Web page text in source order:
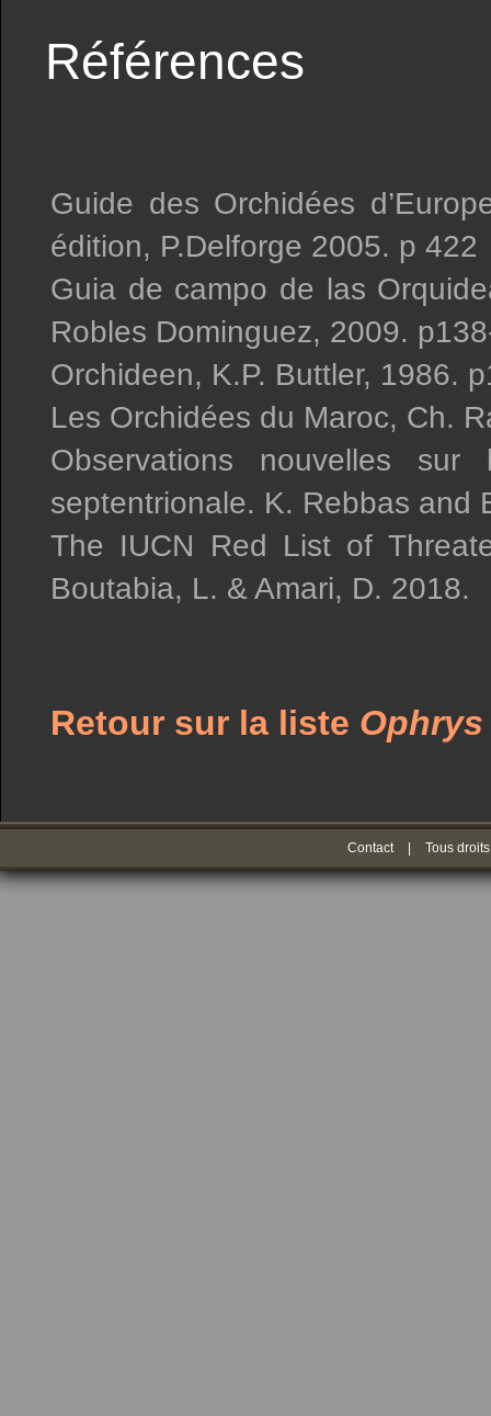
Références
Guide des Orchidées
édition, P.Delforge 2005. p 422
Guia de campo de las
Robles Dominguez, 2009.
Orchideen, K.P. Buttler, 1986.
Les Orchidées du Maroc, Ch.
Observations nouvelles
septentrionale. K. Rebbas and
The IUCN Red List of
Boutabia, L. & Amari, D. 2018.
Retour sur la liste Ophrys
Contact Tous